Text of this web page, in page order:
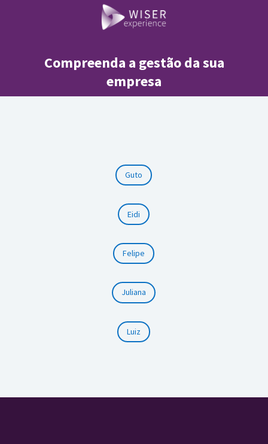
Compreenda a gestão da sua
empresa
Guto
Eidi
Felipe
Juliana
Luiz